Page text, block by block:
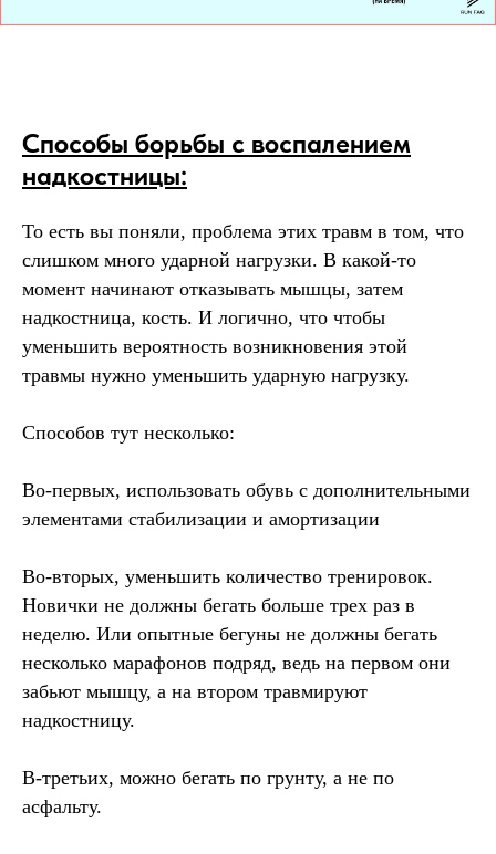
Способы борьбы с воспалением
надкостницы:
То есть вы поняли, проблема этих травм в том, что
слишком много ударной нагрузки. В какой-то
момент начинают отказывать мышцы, затем
надкостница, кость. И логично, что чтобы
уменьшить вероятность возникновения этой
травмы нужно уменьшить ударную нагрузку.
Способов тут несколько:
Во-первых, использовать обувь с дополнительными
элементами стабилизации и амортизации
Во-вторых, уменьшить количество тренировок.
Новички не должны бегать больше трех раз в
неделю. Или опытные бегуны не должны бегать
несколько марафонов подряд, ведь на первом они
забьют мышцу, а на втором травмируют
надкостницу.
В-третьих, можно бегать по грунту, а не по
асфальту.